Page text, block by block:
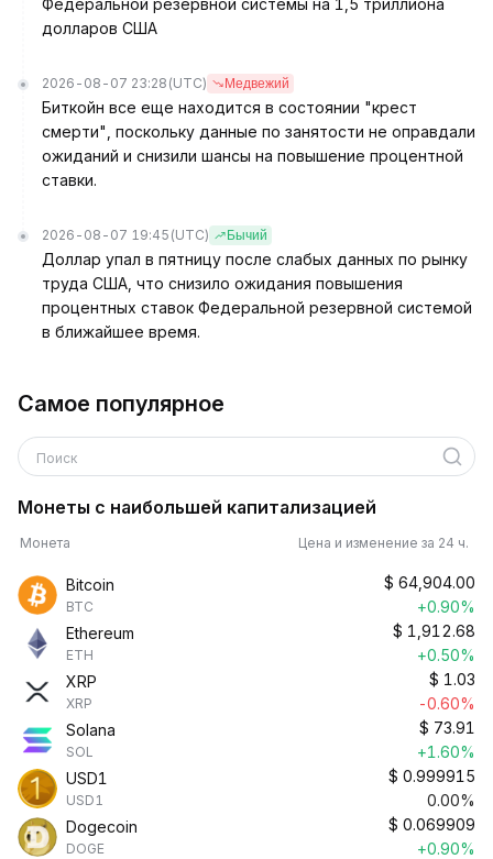
Федеральной резервной системы на 1,5 триллиона
долларов США
2026-08-07 23:28 (UTC) Медвежий
Биткойн все еще находится в состоянии "крест
смерти", поскольку данные по занятости не оправдали
ожиданий и снизили шансы на повышение процентной
ставки.
2026-08-07 19:45 (UTC) Бычий
Доллар упал в пятницу после слабых данных по рынку
труда США, что снизило ожидания повышения
процентных ставок Федеральной резервной системой
в ближайшее время.
Самое популярное
Поиск
Монеты с наибольшей капитализацией
Монета Цена и изменение за 24 ч.
Bitcoin
BTC
$ 64,904.00
+0.90%
Ethereum
ETH
$ 1,912.68
+0.50%
XRP
XRP
$ 1.03
-0.60%
Solana
SOL
$ 73.91
+1.60%
USD1
USD1
$ 0.999915
0.00%
Dogecoin
DOGE
$ 0.069909
+0.90%